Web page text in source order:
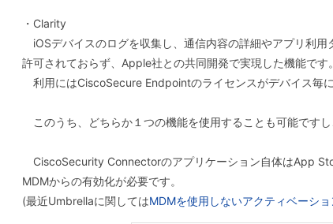
・Clarity
iOSデバイスのログを収集し、通信内容の詳細やアプリ利
許可されておらず、Apple社との共同開発で実現した機能です。
利用にはCiscoSecure Endpointのライセンスがデバイス毎
このうち、どちらか１つの機能を使用することも可能ですし
CiscoSecurity Connectorのアプリケーション自体はApp
MDMからの有効化が必要です。
(最近Umbrellaに関してはMDMを使用しないアクティベーショ